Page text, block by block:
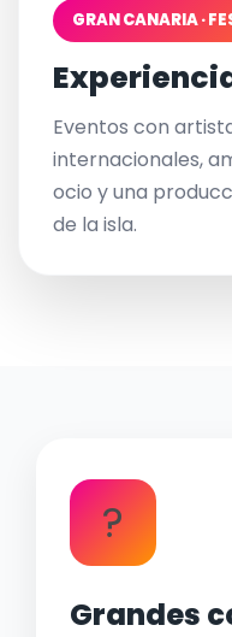
GRAN CANARIA ·
Eventos con
internacionales,
ocio y una
de la isla.
?
Grandes